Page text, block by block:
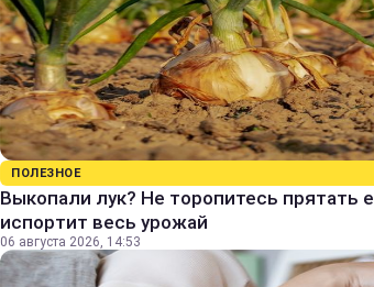
ПОЛЕЗНОЕ
Выкопали лук? Не торопитесь прятать
испортит весь урожай
06 августа 2026, 14:53